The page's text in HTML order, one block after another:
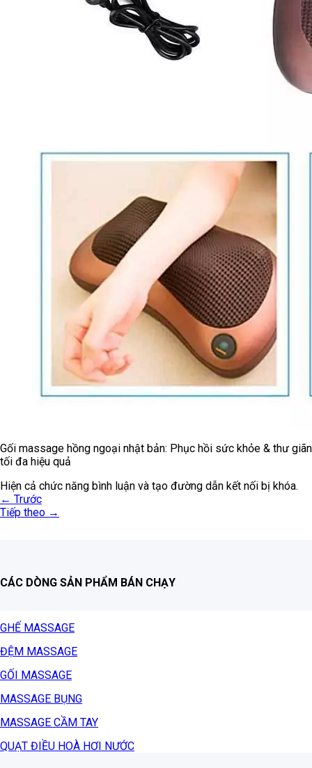
Gối massage hồng ngoại nhật bản: Phục hồi sức khỏe & thư giãn
tối đa hiệu quả
Hiện cả chức năng bình luận và tạo đường dẫn kết nối bị khóa.
← Trước
Tiếp theo →
CÁC DÒNG SẢN PHẨM BÁN CHẠY
GHẾ MASSAGE
ĐỆM MASSAGE
GỐI MASSAGE
MASSAGE BỤNG
MASSAGE CẦM TAY
QUẠT ĐIỀU HOÀ HƠI NƯỚC